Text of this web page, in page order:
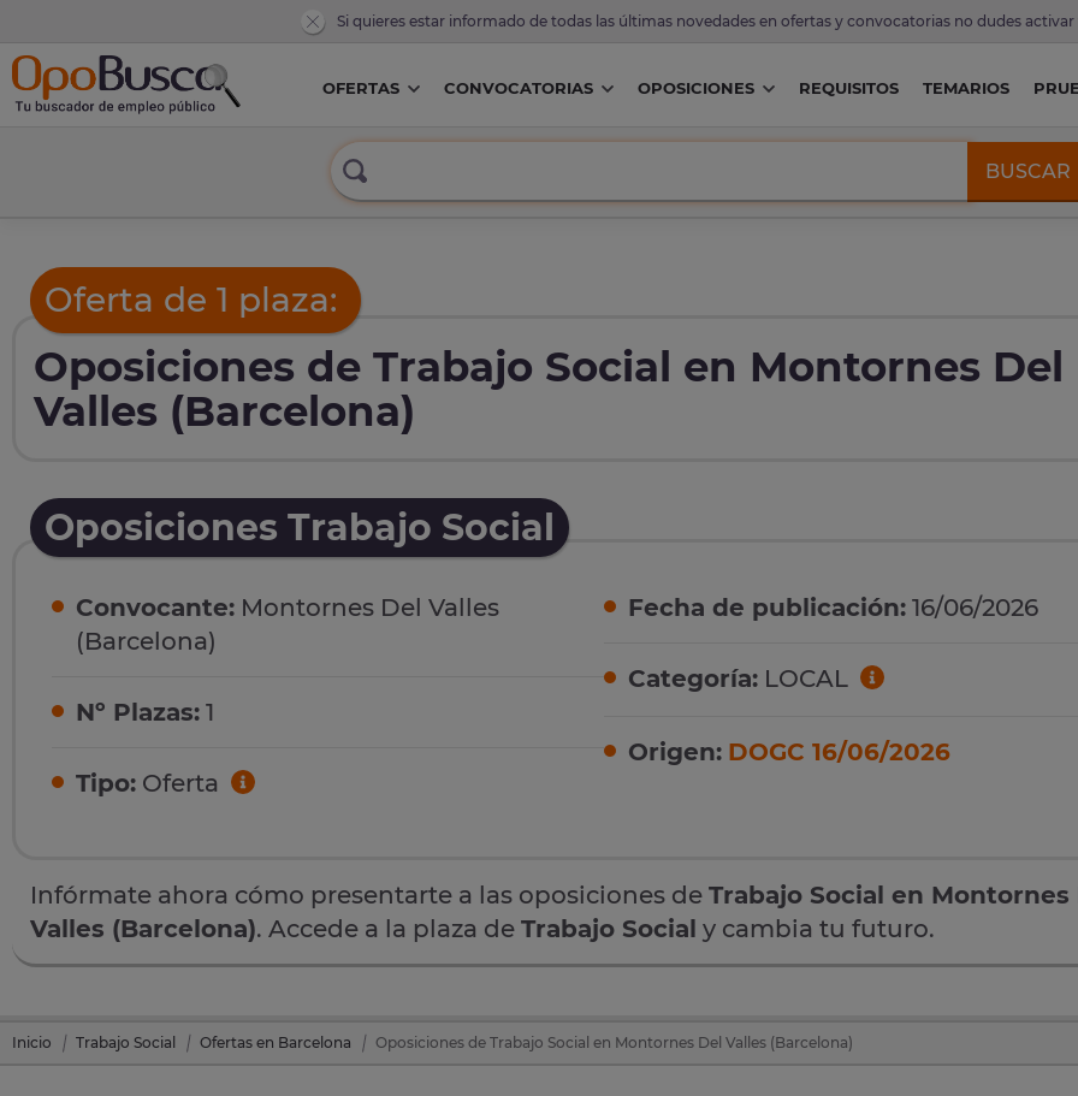
Si quieres estar informado de todas las últimas novedades en ofertas y convocatorias no dudes activar
OFERTAS CONVOCATORIAS OPOSICIONES REQUISITOS TEMARIOS
BUSCAR
Oferta de 1 plaza:
Oposiciones de Trabajo Social en Montornes Del
Valles (Barcelona)
Oposiciones Trabajo Social
Convocante: Montornes Del Valles
(Barcelona)
Nº Plazas: 1
Tipo: Oferta
Fecha de publicación: 16/06/2026
Categoría: LOCAL
Origen: DOGC 16/06/2026
Infórmate ahora cómo presentarte a las oposiciones de Trabajo Social en Montornes
Valles (Barcelona). Accede a la plaza de Trabajo Social y cambia tu futuro.
Inicio Trabajo Social Ofertas en Barcelona Oposiciones de Trabajo Social en Montornes Del Valles (Barcelona)